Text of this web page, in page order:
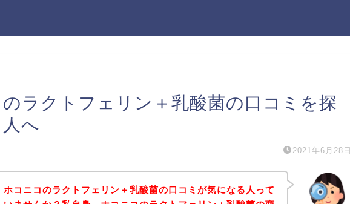
ラクトフェリン＋乳酸菌の口コミを探
へ
2021年6月28日
ホコニコのラクトフェリン＋乳酸菌の口コミが気になる人って